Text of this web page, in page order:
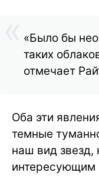
«Было бы
таких
отмечает
Оба эти
темные
наш вид звезд,
интересующим